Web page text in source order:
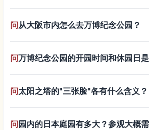
问从大阪市内怎么去万博纪念公园？
问万博纪念公园的开园时间和休园日
问太阳之塔的"三张脸"各有什么含义？
问 园内的日本庭园有多大？参观大概